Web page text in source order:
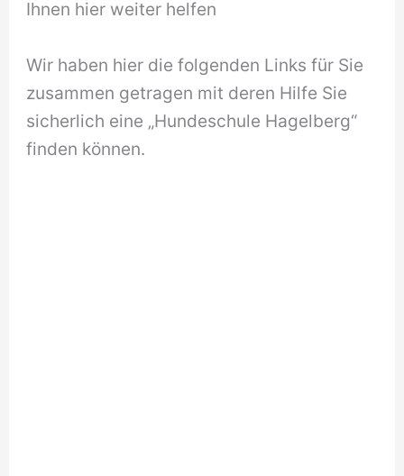
Ihnen hier weiter helfen
Wir haben hier die folgenden Links für Sie
zusammen getragen mit deren Hilfe Sie
sicherlich eine „Hundeschule Hagelberg“
finden können.